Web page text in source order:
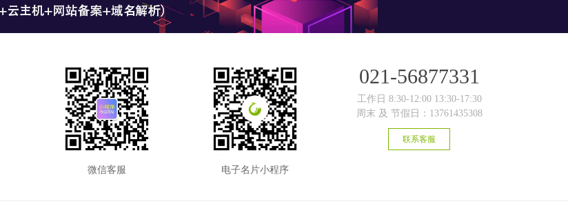
微信客服
电子名片小程序
021-56877331
工作日 8:30-12:00 13:30-17:30
周末 及 节假日：13761435308
联系客服